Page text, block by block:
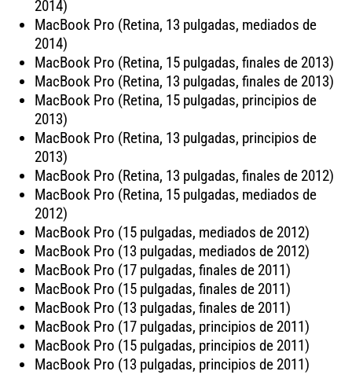
2014)
MacBook Pro (Retina, 13 pulgadas, mediados de
2014)
MacBook Pro (Retina, 15 pulgadas, finales de 2013)
MacBook Pro (Retina, 13 pulgadas, finales de 2013)
MacBook Pro (Retina, 15 pulgadas, principios de
2013)
MacBook Pro (Retina, 13 pulgadas, principios de
2013)
MacBook Pro (Retina, 13 pulgadas, finales de 2012)
MacBook Pro (Retina, 15 pulgadas, mediados de
2012)
MacBook Pro (15 pulgadas, mediados de 2012)
MacBook Pro (13 pulgadas, mediados de 2012)
MacBook Pro (17 pulgadas, finales de 2011)
MacBook Pro (15 pulgadas, finales de 2011)
MacBook Pro (13 pulgadas, finales de 2011)
MacBook Pro (17 pulgadas, principios de 2011)
MacBook Pro (15 pulgadas, principios de 2011)
MacBook Pro (13 pulgadas, principios de 2011)